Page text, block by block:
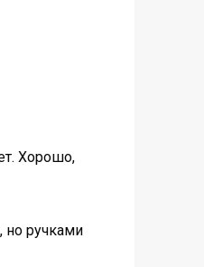
Хорошо,
но ручками